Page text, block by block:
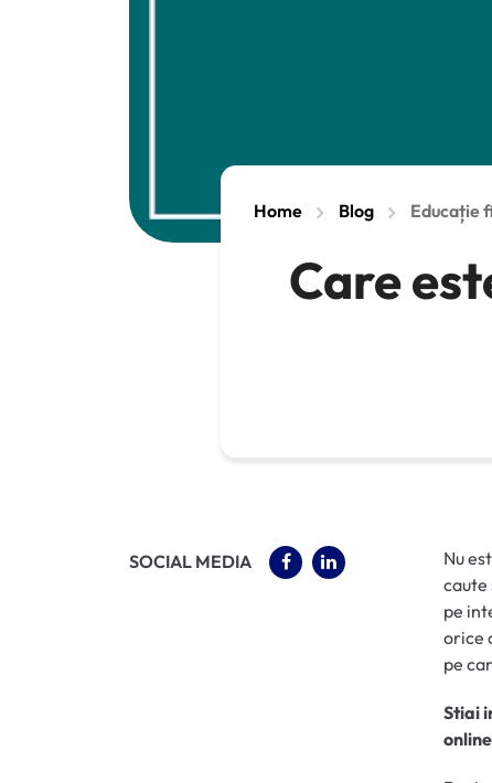
Home Blog Educație
Care
SOCIAL MEDIA (OPENS IN A NEW TAB)
(OPENS IN A NEW
Nu
caute
pe
orice
pe
Stiai